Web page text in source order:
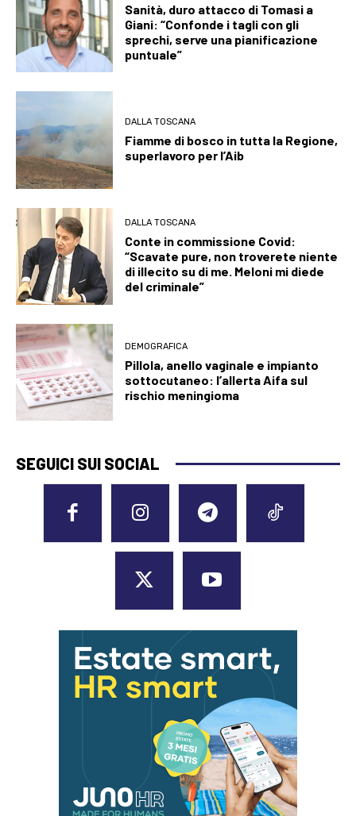
Sanità, duro attacco di Tomasi a
Giani: “Confonde i tagli con gli
sprechi, serve una pianificazione
puntuale”
DALLA TOSCANA
Fiamme di bosco in tutta la Regione,
superlavoro per l’Aib
DALLA TOSCANA
Conte in commissione Covid:
“Scavate pure, non troverete niente
di illecito su di me. Meloni mi diede
del criminale”
DEMOGRAFICA
Pillola, anello vaginale e impianto
sottocutaneo: l’allerta Aifa sul
rischio meningioma
SEGUICI SUI SOCIAL